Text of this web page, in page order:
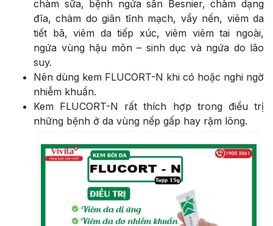
chàm sữa, bệnh ngứa sần Besnier, chàm dạng
đĩa, chàm do giãn tĩnh mạch, vẩy nến, viêm da
tiết bã, viêm da tiếp xúc, viêm viêm tai ngoài,
ngứa vùng hậu môn – sinh dục và ngứa do lão
suy.
Nên dùng kem FLUCORT-N khi có hoặc nghi ngờ
nhiễm khuẩn.
Kem FLUCORT-N rất thích hợp trong điều trị
những bệnh ở da vùng nếp gấp hay rậm lông.